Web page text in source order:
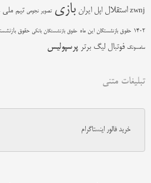
zwnj استقلال اپل ایران بازی تصویر نجومی تیم ملی
1402 حقوق بازنشستگان این ماه حقوق بازنشستگان بانکی حقوق
سامسونگ فوتبال لیگ برتر پرسپولیس
تبلیغات متنی
خرید فالور اینستاگرام